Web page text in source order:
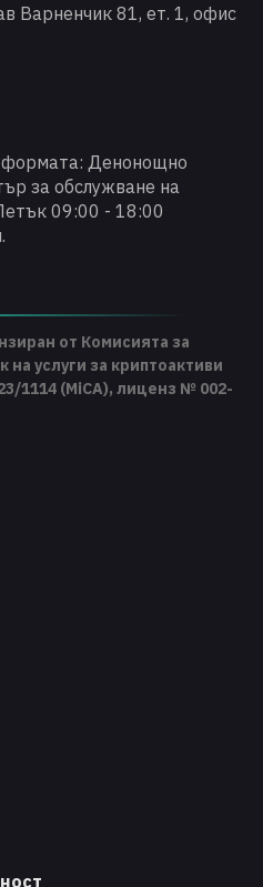
Варненчик 81, ет. 1, офис
Денонощно
за обслужване на
09:00 - 18:00
от Комисията за
услуги за криптоактиви
1114 (MiCA), лиценз № 002-